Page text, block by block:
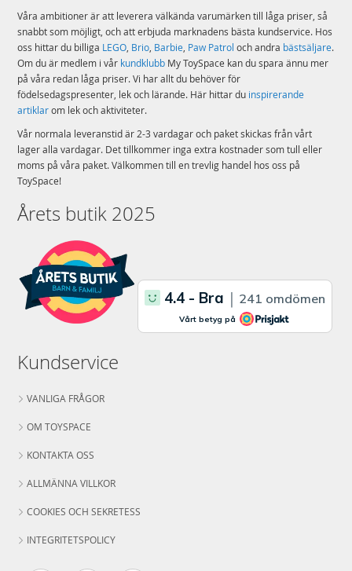
Våra ambitioner är att leverera välkända varumärken till låga priser, så
snabbt som möjligt, och att erbjuda marknadens bästa kundservice. Hos
oss hittar du billiga LEGO, Brio, Barbie, Paw Patrol och andra bästsäljare.
Om du är medlem i vår kundklubb My ToySpace kan du spara ännu mer
på våra redan låga priser. Vi har allt du behöver för
födelsedagspresenter, lek och lärande. Här hittar du inspirerande
artiklarom lek och aktiviteter.
Vår normala leveranstid är 2-3 vardagar och paket skickas från vårt
lager alla vardagar. Det tillkommer inga extra kostnader som tull eller
moms på våra paket. Välkommen till en trevlig handel hos oss på
ToySpace!
Årets butik 2025
Kundservice
VANLIGA FRÅGOR
OM TOYSPACE
KONTAKTA OSS
ALLMÄNNA VILLKOR
COOKIES OCH SEKRETESS
INTEGRITETSPOLICY